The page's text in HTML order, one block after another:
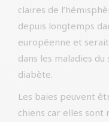
claires de
depuis longtemps
européenne et
dans les maladies
diabète.
Les baies peuvent
chiens car elles sont